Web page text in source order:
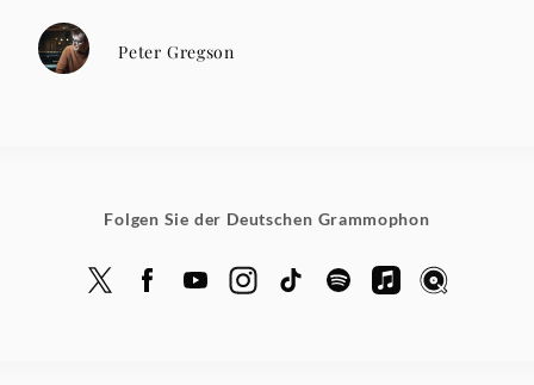
Peter Gregson
Folgen Sie der Deutschen Grammophon